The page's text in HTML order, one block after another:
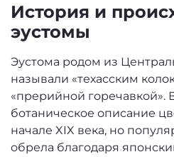
История и
эустомы
Эустома родом из
называли «техасским
«прерийной горечавкой».
ботаническое описание
начале XIX века, но
обрела благодаря